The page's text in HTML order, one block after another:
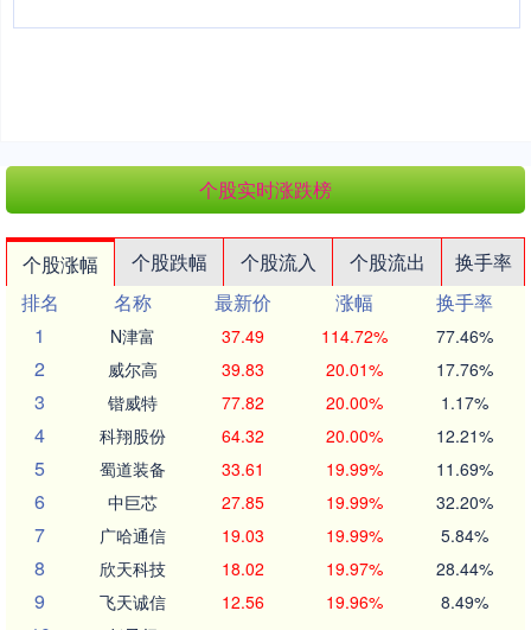
个股实时涨跌榜
个股涨幅 个股跌幅 个股流入 个股流出
换手率
排名
名称 最新价 涨幅
换手率
1
N津富 37.49 114.72% 77.46%
2 威尔高 39.83 20.01% 17.76%
3 锴威特 77.82 20.00% 1.17%
4 科翔股份 64.32 20.00% 12.21%
5 蜀道装备 33.61 19.99% 11.69%
6 中巨芯 27.85 19.99% 32.20%
7 广哈通信 19.03 19.99% 5.84%
8 欣天科技 18.02 19.97% 28.44%
9 飞天诚信 12.56 19.96% 8.49%